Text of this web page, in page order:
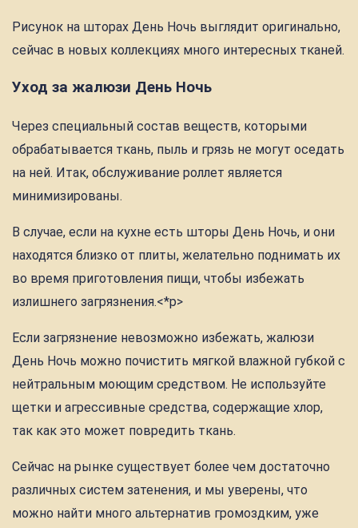
Рисунок на шторах День Ночь выглядит оригинально,
сейчас в новых коллекциях много интересных тканей.
Уход за жалюзи День Ночь
Через специальный состав веществ, которыми
обрабатывается ткань, пыль и грязь не могут оседать
на ней. Итак, обслуживание роллет является
минимизированы.
В случае, если на кухне есть шторы День Ночь, и они
находятся близко от плиты, желательно поднимать их
во время приготовления пищи, чтобы избежать
излишнего загрязнения.<*p>
Если загрязнение невозможно избежать, жалюзи
День Ночь можно почистить мягкой влажной губкой с
нейтральным моющим средством. Не используйте
щетки и агрессивные средства, содержащие хлор,
так как это может повредить ткань.
Сейчас на рынке существует более чем достаточно
различных систем затенения, и мы уверены, что
можно найти много альтернатив громоздким, уже